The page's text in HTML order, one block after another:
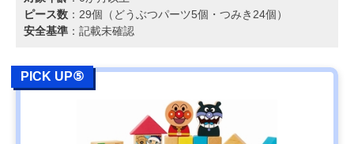
ピース数 ：29個（どうぶつパーツ5個・つみき24個）
安全基準 ：記載未確認
PICK UP⑤